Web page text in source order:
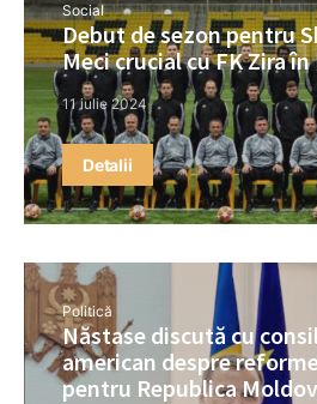
Social
Debut de sezon pentru
Meci crucial cu FK Zira
11 iulie 2024
Detalii
Politică
Năstase discută cu
american despre
pentru Republica